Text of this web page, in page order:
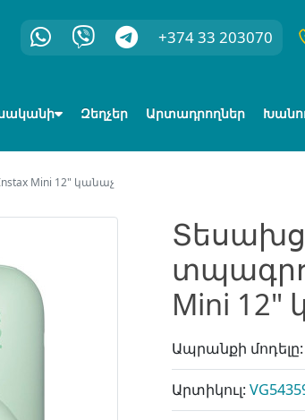
+374 33 203070
Զեղչեր Արտադրողներ
Mini 12" կանաչ
Mini 12"
Ապրանքի մոդելը:
Արտիկուլ: